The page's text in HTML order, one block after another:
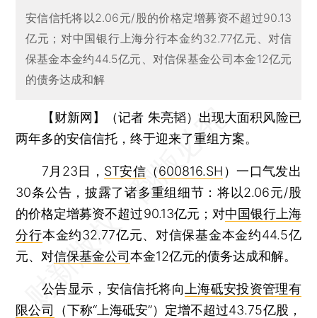
安信信托将以2.06元/股的价格定增募资不超过90.13
亿元；对中国银行上海分行本金约32.77亿元、对信
保基金本金约44.5亿元、对信保基金公司本金12亿元
的债务达成和解
【财新网】（记者 朱亮韬） 出现大面积风险已
两年多的安信信托，终于迎来了重组方案。
7月23日， ST安信 （600816.SH ）一口气发出
30条公告，披露了诸多重组细节：将以2.06元/股
的价格定增募资不超过90.13亿元；对中国银行上海
分行本金约32.77亿元、对信保基金本金约44.5亿
元、对信保基金公司本金12亿元的债务达成和解。
公告显示，安信信托将向 上海砥安投资管理有
限公司
（下称“上海砥安”）定增不超过43.75亿股，